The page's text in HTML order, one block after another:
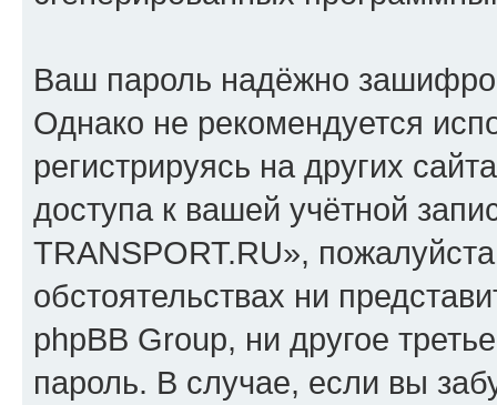
Ваш пароль надёжно
Однако не рекомендуется
регистрируясь на других
доступа к вашей учётной
TRANSPORT.RU»,
обстоятельствах ни
phpBB Group, ни другое
пароль. В случае, если вы